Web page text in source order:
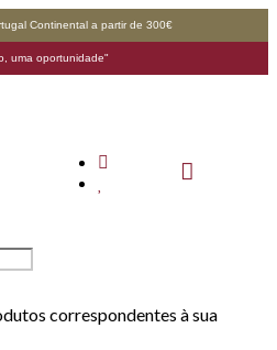
Continental a partir de 300€
uma oportunidade"
correspondentes à sua